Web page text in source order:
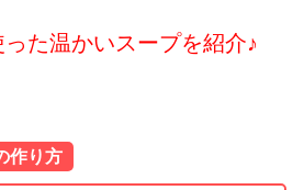
た温かいスープを紹介♪
作り方